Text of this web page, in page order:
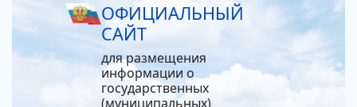
ОФИЦИАЛЬНЫЙ
САЙТ
для размещения
информации о
государственных
(муниципальных)